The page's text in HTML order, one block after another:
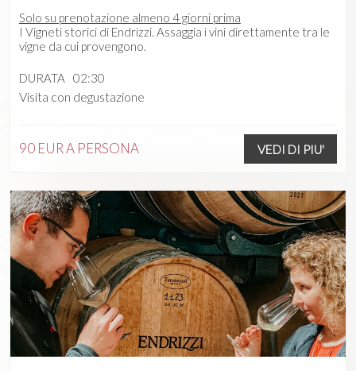
Visita con degustazione
Solo su prenotazione almeno 4 giorni prima
I Vigneti storici di Endrizzi. Assaggia i vini direttamente tra le
vigne da cui provengono.
DURATA 02:30
90 EURA PERSONA VEDI DI PIU'